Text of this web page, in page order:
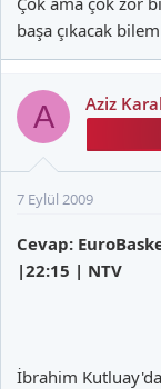
başa çıkacak
A Aziz
7 Eylül 2009
Cevap:
|22:15 | NTV
İbrahim